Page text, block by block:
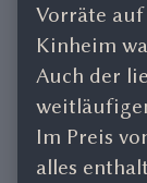
Vorräte
Kinheim
Auch der
Im Preis
alles